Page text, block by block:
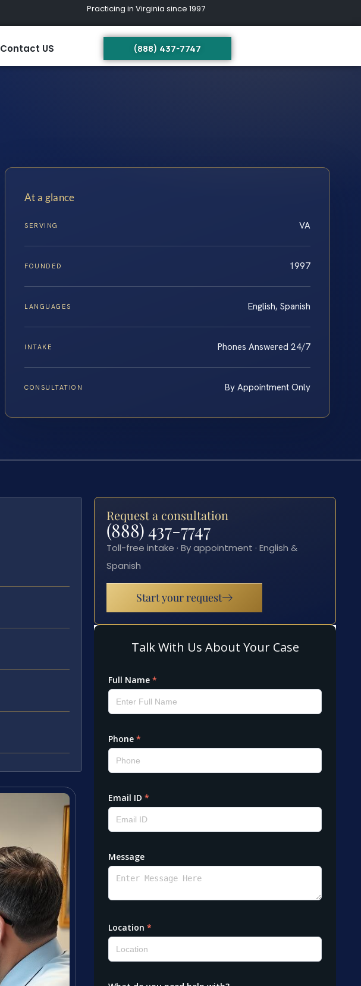
Practicing in Virginia since 1997
Contact US (888) 437-7747
At a glance
SERVING VA
FOUNDED 1997
LANGUAGES English, Spanish
INTAKE Phones Answered 24/7
CONSULTATION By Appointment Only
Request a consultation
(888) 437-7747
Toll-free intake · By appointment · English &
Spanish
Start your request